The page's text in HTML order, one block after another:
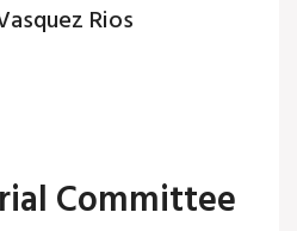
Rios
Committee